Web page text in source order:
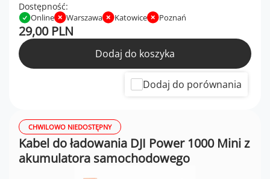
Dostępność:
Online Warszawa Katowice Poznań
29,00 PLN
Dodaj do koszyka
Dodaj do porównania
CHWILOWO NIEDOSTĘPNY
Kabel do ładowania DJI Power 1000 Mini z
akumulatora samochodowego